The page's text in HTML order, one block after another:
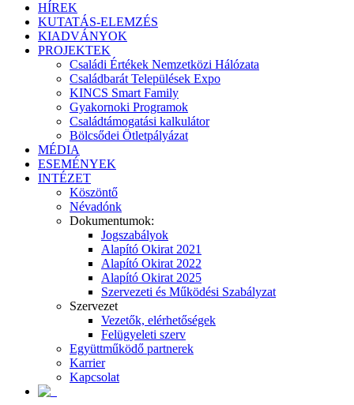
HÍREK
KUTATÁS-ELEMZÉS
KIADVÁNYOK
PROJEKTEK
Családi Értékek Nemzetközi Hálózata
Családbarát Települések Expo
KINCS Smart Family
Gyakornoki Programok
Családtámogatási kalkulátor
Bölcsődei Ötletpályázat
MÉDIA
ESEMÉNYEK
INTÉZET
Köszöntő
Névadónk
Dokumentumok:
Jogszabályok
Alapító Okirat 2021
Alapító Okirat 2022
Alapító Okirat 2025
Szervezeti és Működési Szabályzat
Szervezet
Vezetők, elérhetőségek
Felügyeleti szerv
Együttműködő partnerek
Karrier
Kapcsolat